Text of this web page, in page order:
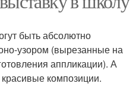
быть абсолютно
узором (вырезанные на
аппликации). А
композиции.